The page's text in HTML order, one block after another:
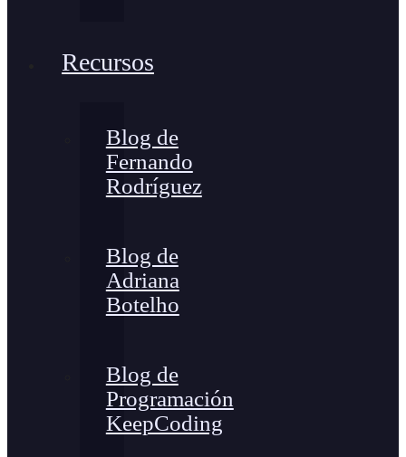
Recursos
Blog de
Fernando
Rodríguez
Blog de
Adriana
Botelho
Blog de
Programación
KeepCoding